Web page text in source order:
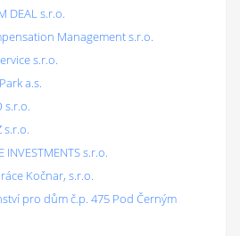
DEAL s.r.o.
Management s.r.o.
s.r.o.
a.s.
s.r.o.
s.r.o.
INVESTMENTS s.r.o.
Kočnar, s.r.o.
pro dům č.p. 475 Pod Černým